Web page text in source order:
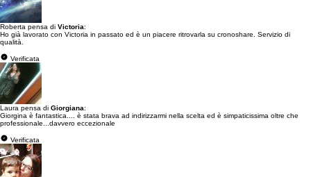
Roberta pensa di Victoria:
Ho già lavorato con Victoria in passato ed è un piacere ritrovarla su cronoshare. Servizio di
qualità.
Verificata
Laura pensa di Giorgiana:
Giorgina è fantastica.... è stata brava ad indirizzarmi nella scelta ed è simpaticissima oltre che
professionale...davvero eccezionale
Verificata